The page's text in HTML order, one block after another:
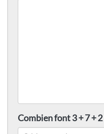
Combien font 3 + 7 + 2